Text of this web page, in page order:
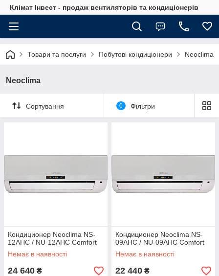
Клімат Інвест - продаж вентиляторів та кондиціонерів
Товари та послуги Побутові кондиціонери Neoclima
Neoclima
Сортування 0 Фільтри
Кондиционер Neoclima NS-
12AHC / NU-12AHC Comfort
Немає в наявності
24 640 ₴
Кондиционер Neoclima NS-
09AHC / NU-09AHC Comfort
Немає в наявності
22 440 ₴